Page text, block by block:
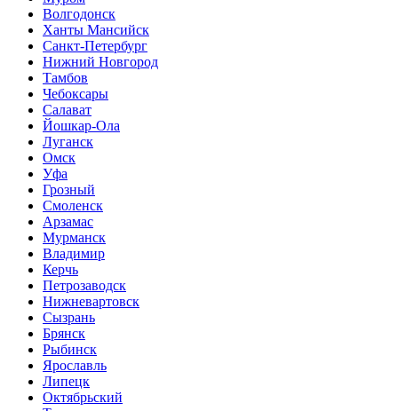
Волгодонск
Ханты Мансийск
Санкт-Петербург
Нижний Новгород
Тамбов
Чебоксары
Салават
Йошкар-Ола
Луганск
Омск
Уфа
Грозный
Смоленск
Арзамас
Мурманск
Владимир
Керчь
Петрозаводск
Нижневартовск
Сызрань
Брянск
Рыбинск
Ярославль
Липецк
Октябрьский